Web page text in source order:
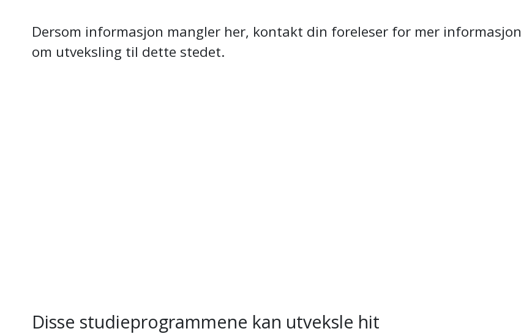
Dersom informasjon mangler her, kontakt din foreleser for mer informasjon
om utveksling til dette stedet.
Disse studieprogrammene kan utveksle hit